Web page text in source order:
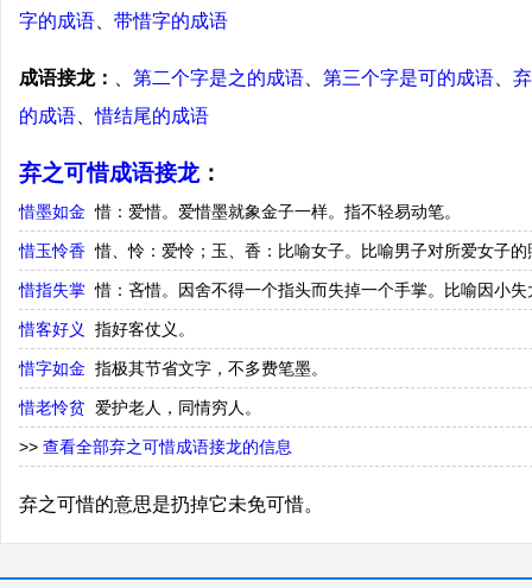
字的成语
带惜字的成语
成语接龙： 第二个字是之的成语 第三个字是可的成语
的成语 、惜结尾的成语
弃之可惜成语接龙：
惜墨如金 惜：爱惜。爱惜墨就象金子一样。指不轻易动笔。
惜玉怜香 惜、怜：爱怜；玉、香：比喻女子。比喻男子对所爱女子的
惜指失掌 惜：吝惜。因舍不得一个指头而失掉一个手掌。比喻因小失
惜客好义 指好客仗义。
惜字如金 指极其节省文字，不多费笔墨。
惜老怜贫 爱护老人，同情穷人。
>> 查看全部弃之可惜成语接龙的信息
弃之可惜的意思是扔掉它未免可惜。